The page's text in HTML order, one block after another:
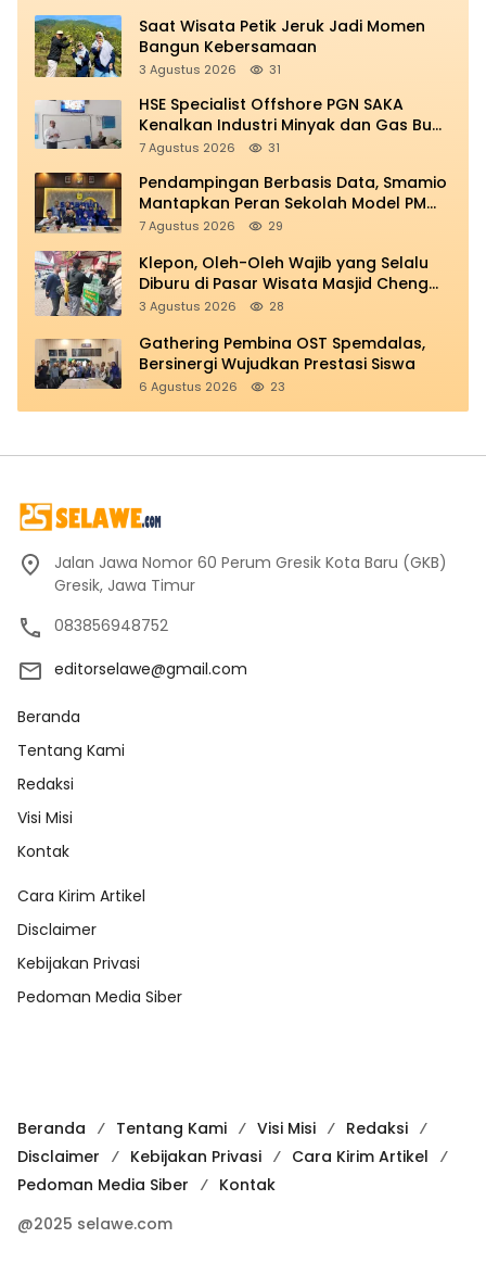
Saat Wisata Petik Jeruk Jadi Momen
Bangun Kebersamaan
3 Agustus 2026 31
HSE Specialist Offshore PGN SAKA
Kenalkan Industri Minyak dan Gas Bumi
di Spemdalas
7 Agustus 2026 31
Pendampingan Berbasis Data, Smamio
Mantapkan Peran Sekolah Model PM
dan KKA
7 Agustus 2026 29
Klepon, Oleh-Oleh Wajib yang Selalu
Diburu di Pasar Wisata Masjid Cheng
Hoo
3 Agustus 2026 28
Gathering Pembina OST Spemdalas,
Bersinergi Wujudkan Prestasi Siswa
6 Agustus 2026 23
Jalan Jawa Nomor 60 Perum Gresik Kota Baru (GKB)
Gresik, Jawa Timur
083856948752
editorselawe@gmail.com
Beranda
Tentang Kami
Redaksi
Visi Misi
Kontak
Cara Kirim Artikel
Disclaimer
Kebijakan Privasi
Pedoman Media Siber
Beranda Tentang Kami Visi Misi
Redaksi
Disclaimer
Kebijakan Privasi
Cara Kirim Artikel
Pedoman Media Siber
Kontak
@2025 selawe.com